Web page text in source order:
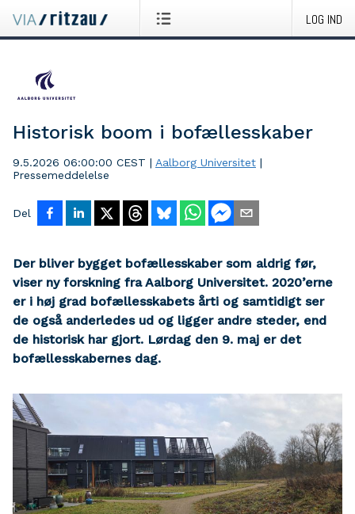
LOG IND
Historisk boom i bofællesskaber
9.5.2026 06:00:00 CEST | Aalborg Universitet |
Pressemeddelelse
Del
Der bliver bygget bofællesskaber som aldrig før,
viser ny forskning fra Aalborg Universitet. 2020’erne
er i høj grad bofællesskabets årti og samtidigt ser
de også anderledes ud og ligger andre steder, end
de historisk har gjort. Lørdag den 9. maj er det
bofællesskabernes dag.